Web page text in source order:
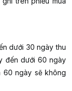
dưới 30 ngày thu
đến dưới 60 ngày
60 ngày sẽ không